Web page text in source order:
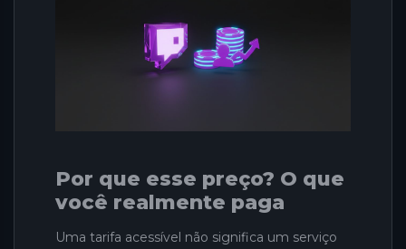
Por que esse preço? O que
você realmente paga
Uma tarifa acessível não significa um serviço